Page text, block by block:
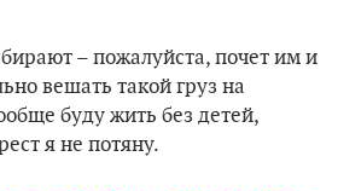
– пожалуйста, почет им и
вешать такой груз на
буду жить без детей,
я не потяну.